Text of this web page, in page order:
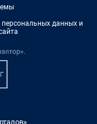
данных и